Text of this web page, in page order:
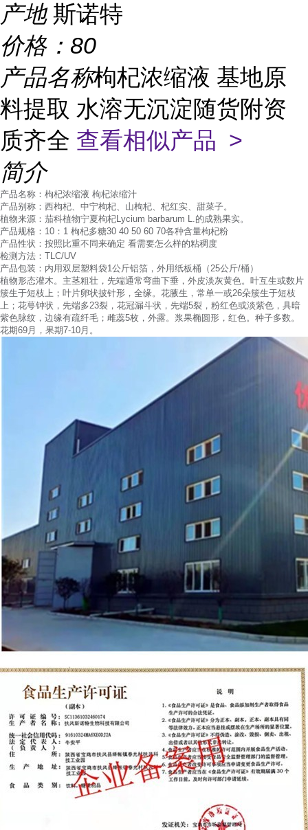
产地 斯诺特
价格： 80
产品名称枸杞浓缩液 基地原
料提取 水溶无沉淀随货附资
质齐全 查看相似产品 >
简介
产品名称：枸杞浓缩液 枸杞浓缩汁
产品别称：西枸杞、中宁枸杞、山枸杞、杞红实、甜菜子。
植物来源：茄科植物宁夏枸杞Lycium barbarum L.的成熟果实。
产品规格：10：1 枸杞多糖30 40 50 60 70各种含量枸杞粉
产品性状：按照比重不同来确定 看需要怎么样的粘稠度
检测方法：TLC/UV
产品包装：内用双层塑料袋1公斤铝箔，外用纸板桶（25公斤/桶）
植物形态灌木。主茎粗壮，先端通常弯曲下垂，外皮淡灰黄色。叶互生或数片
簇生于短枝上；叶片卵状披针形，全缘。花腋生，常单一或26朵簇生于短枝
上；花萼钟状，先端多23裂，花冠漏斗状，先端5裂，粉红色或淡紫色，具暗
紫色脉纹，边缘有疏纤毛；雌蕊5枚，外露。浆果椭圆形，红色。种子多数。
花期69月，果期7-10月。